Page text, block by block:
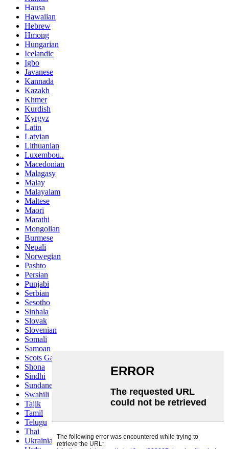
Hausa
Hawaiian
Hebrew
Hmong
Hungarian
Icelandic
Igbo
Javanese
Kannada
Kazakh
Khmer
Kurdish
Kyrgyz
Latin
Latvian
Lithuanian
Luxembou..
Macedonian
Malagasy
Malay
Malayalam
Maltese
Maori
Marathi
Mongolian
Burmese
Nepali
Norwegian
Pashto
Persian
Punjabi
Serbian
Sesotho
Sinhala
Slovak
Slovenian
Somali
Samoan
Scots Gaelic
Shona
Sindhi
Sundanese
Swahili
Tajik
Tamil
Telugu
Thai
Ukrainian